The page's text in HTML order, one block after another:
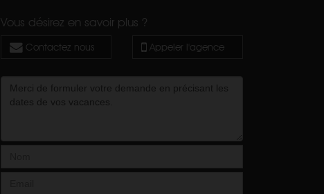
Vous désirez en savoir plus ?
Contactez nous Appeler l'agence